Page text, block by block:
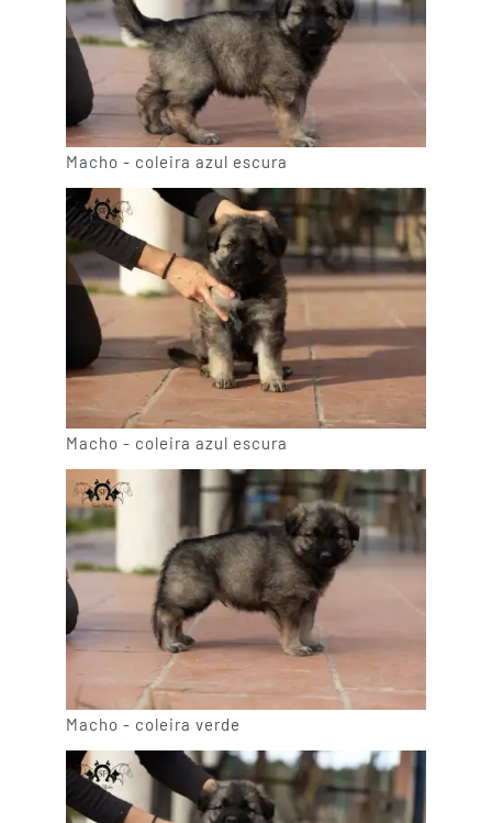
Macho - coleira azul escura
Macho - coleira azul escura
Macho - coleira verde